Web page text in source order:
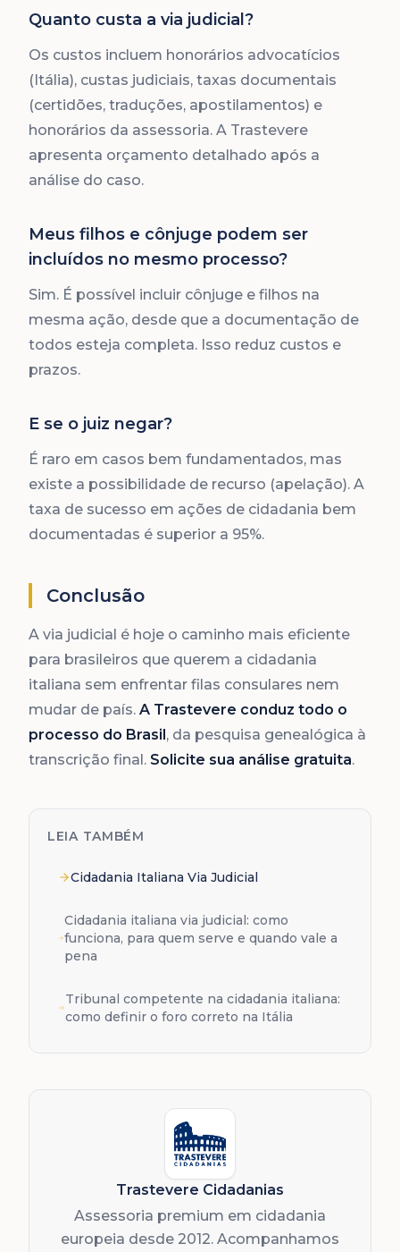
Quanto custa a via judicial?
Os custos incluem honorários advocatícios
(Itália), custas judiciais, taxas documentais
(certidões, traduções, apostilamentos) e
honorários da assessoria. A Trastevere
apresenta orçamento detalhado após a
análise do caso.
Meus filhos e cônjuge podem ser
incluídos no mesmo processo?
Sim. É possível incluir cônjuge e filhos na
mesma ação, desde que a documentação de
todos esteja completa. Isso reduz custos e
prazos.
E se o juiz negar?
É raro em casos bem fundamentados, mas
existe a possibilidade de recurso (apelação). A
taxa de sucesso em ações de cidadania bem
documentadas é superior a 95%.
Conclusão
A via judicial é hoje o caminho mais eficiente
para brasileiros que querem a cidadania
italiana sem enfrentar filas consulares nem
mudar de país. A Trastevere conduz todo o
processo do Brasil, da pesquisa genealógica à
transcrição final. Solicite sua análise gratuita.
LEIA TAMBÉM
Cidadania Italiana Via Judicial
Cidadania italiana via judicial: como
funciona, para quem serve e quando vale a
pena
Tribunal competente na cidadania italiana:
como definir o foro correto na Itália
Trastevere Cidadanias
Assessoria premium em cidadania
europeia desde 2012. Acompanhamos